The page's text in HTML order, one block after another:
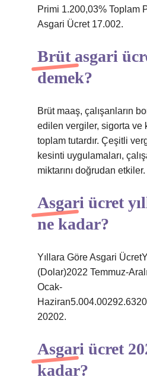
Primi 1.200,03% Toplam
Asgari Ücret 17.002.
Brüt asgari
demek?
Brüt maaş, çalışanların
edilen vergiler, sigorta ve
toplam tutardır. Çeşitli
kesinti uygulamaları,
miktarını doğrudan etkiler.
Asgari ücret
ne kadar?
Yıllara Göre Asgari
(Dolar)2022 Temmuz-
Ocak-
20202.
Asgari ücret
kadar?